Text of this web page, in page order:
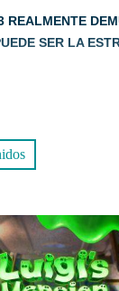
REALMENTE
SER LA
EL
EVITA
RUTINARIAS".